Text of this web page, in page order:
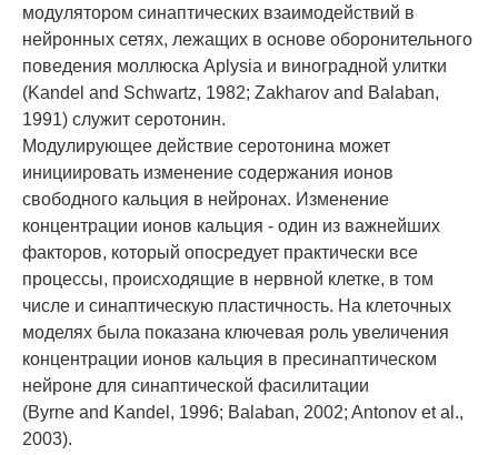
модулятором синаптических взаимодействий в
нейронных сетях, лежащих в основе оборонительного
поведения моллюска Aplysia и виноградной улитки
(Kandel and Schwartz, 1982; Zakharov and Balaban,
1991) служит серотонин.
Модулирующее действие серотонина может
инициировать изменение содержания ионов
свободного кальция в нейронах. Изменение
концентрации ионов кальция - один из важнейших
факторов, который опосредует практически все
процессы, происходящие в нервной клетке, в том
числе и синаптическую пластичность. На клеточных
моделях была показана ключевая роль увеличения
концентрации ионов кальция в пресинаптическом
нейроне для синаптической фасилитации
(Byrne and Kandel, 1996; Balaban, 2002; Antonov et al.,
2003).